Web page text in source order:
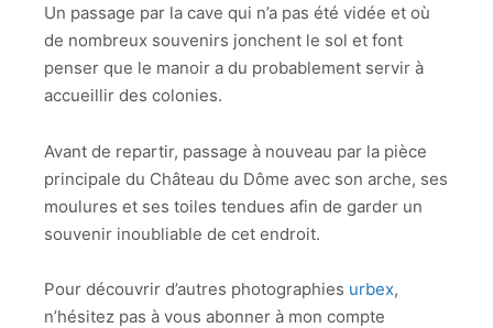
Un passage par la cave qui n’a pas été vidée et où
de nombreux souvenirs jonchent le sol et font
penser que le manoir a du probablement servir à
accueillir des colonies.
Avant de repartir, passage à nouveau par la pièce
principale du Château du Dôme avec son arche, ses
moulures et ses toiles tendues afin de garder un
souvenir inoubliable de cet endroit.
Pour découvrir d’autres photographies urbex,
n’hésitez pas à vous abonner à mon compte